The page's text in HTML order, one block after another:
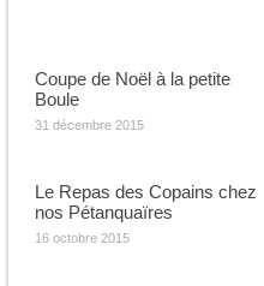
Coupe de Noël à la petite
Boule
31 décembre 2015
Le Repas des Copains chez
nos Pétanquaïres
16 octobre 2015